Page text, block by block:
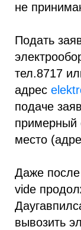
не
Подать
тел.8717
адрес
подаче
примерный
место
Даже после
vide
вывозить